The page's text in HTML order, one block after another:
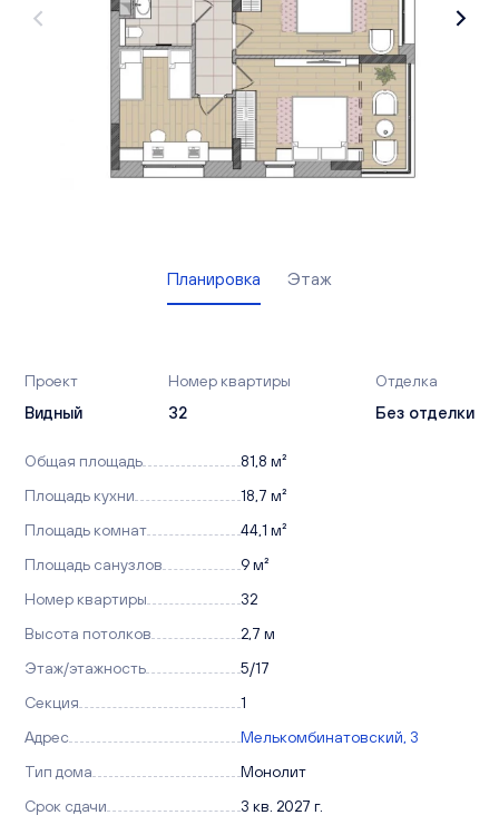
Вакансии
Офисы продаж
Планировка Этаж
Проект
Видный
Номер квартиры
32
Отделка
Без отделки
Общая площадь
81,8 м²
Площадь кухни
18,7 м²
Площадь комнат
44,1 м²
Площадь санузлов
9 м²
Номер квартиры
32
Высота потолков
2,7 м
Этаж/этажность
5/17
Секция
1
Адрес
Мелькомбинатовский, 3
Тип дома
Монолит
Срок сдачи
3 кв. 2027 г.